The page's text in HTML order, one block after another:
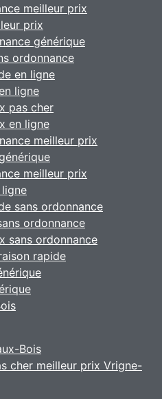
meilleur prix
prix
générique
ordonnance
en ligne
ligne
pas cher
en ligne
meilleur prix
meilleur prix
sans ordonnance
ordonnance
sans ordonnance
rapide
Bois
cher meilleur prix Vrigne-